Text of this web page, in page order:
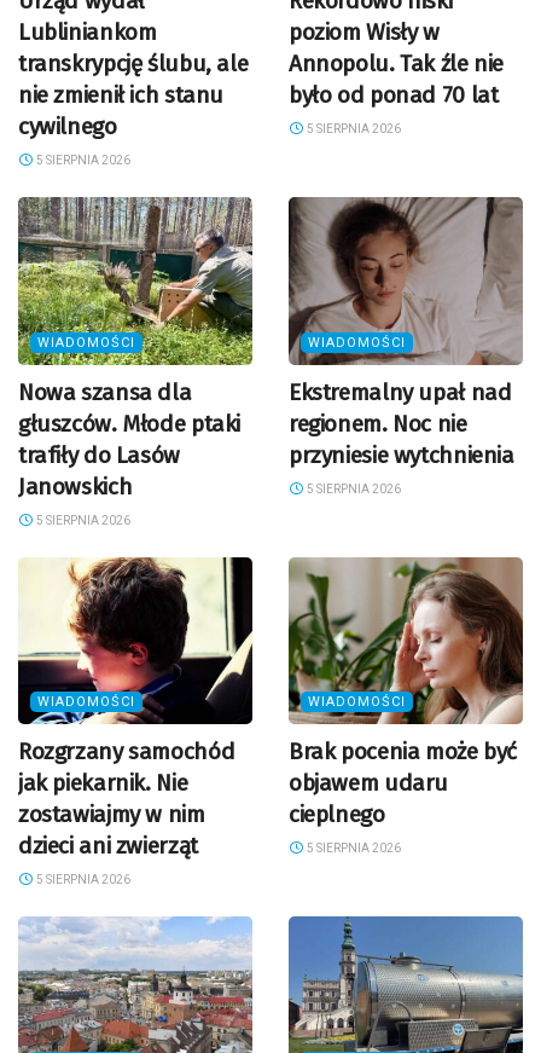
Lubliniankom
transkrypcję ślubu, ale
nie zmienił ich stanu
cywilnego
5 SIERPNIA 2026
poziom Wisły w
Annopolu. Tak źle nie
było od ponad 70 lat
5 SIERPNIA 2026
WIADOMOŚCI
Nowa szansa dla
głuszców. Młode ptaki
trafiły do Lasów
Janowskich
5 SIERPNIA 2026
WIADOMOŚCI
Ekstremalny upał nad
regionem. Noc nie
przyniesie wytchnienia
5 SIERPNIA 2026
WIADOMOŚCI
Rozgrzany samochód
jak piekarnik. Nie
zostawiajmy w nim
dzieci ani zwierząt
5 SIERPNIA 2026
WIADOMOŚCI
Brak pocenia może być
objawem udaru
cieplnego
5 SIERPNIA 2026